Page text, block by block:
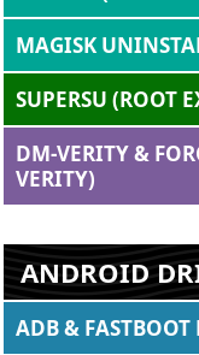
MAGISK
SUPERSU (ROOT
DM-VERITY &
VERITY)
ANDROID
ADB &